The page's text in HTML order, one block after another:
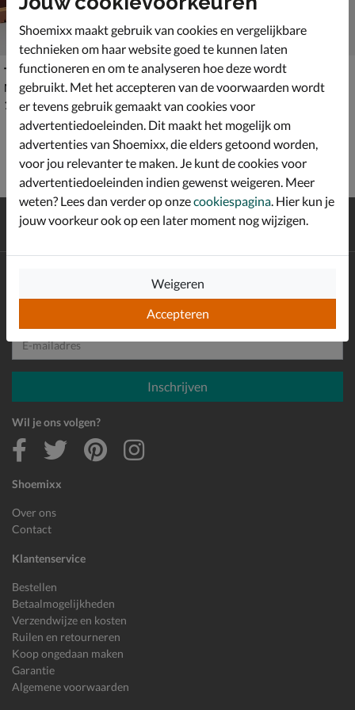
Timberland Stone Street Boat Shoe
Mocassins & loafers - cognac
€ 159,99
159,99
Timberland Classic
Mocassins & loafers - cognac
€ 159,99
159,99
verzending en retour*
Shoemixx
Over ons
Contact
Klantenservice
Bestellen
Betaalmogelijkheden
Verzendwijze en kosten
Ruilen en retourneren
Koop ongedaan maken
Garantie
Algemene voorwaarden
Schrijf je in voor de Shoemixx nieuwsbrief en ontvang €10,-
E-mailadres
Inschrijven
Wil je ons volgen?
Shoemixx maakt gebruik van cookies en vergelijkbare
technieken om haar website goed te kunnen laten
functioneren en om te analyseren hoe deze wordt
gebruikt. Met het accepteren van de voorwaarden wordt
er tevens gebruik gemaakt van cookies voor
advertentiedoeleinden. Dit maakt het mogelijk om
advertenties van Shoemixx, die elders getoond worden,
voor jou relevanter te maken. Je kunt de cookies voor
advertentiedoeleinden indien gewenst weigeren. Meer
weten? Lees dan verder op onzecookiespagina . Hier kun je
jouw voorkeur ook op een later moment nog wijzigen.
Accepteren
Weigeren